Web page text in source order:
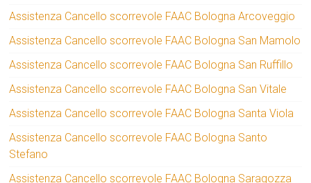
Assistenza Cancello scorrevole FAAC Bologna Arcoveggio
Assistenza Cancello scorrevole FAAC Bologna San Mamolo
Assistenza Cancello scorrevole FAAC Bologna San Ruffillo
Assistenza Cancello scorrevole FAAC Bologna San Vitale
Assistenza Cancello scorrevole FAAC Bologna Santa Viola
Assistenza Cancello scorrevole FAAC Bologna Santo
Stefano
Assistenza Cancello scorrevole FAAC Bologna Saragozza